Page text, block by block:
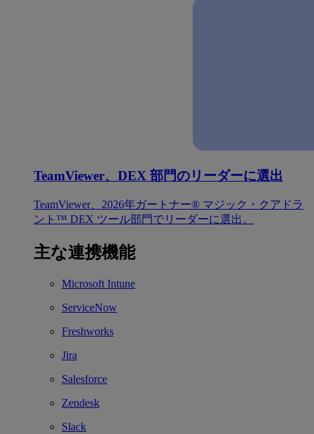
TeamViewer、DEX 部門のリーダーに選出
TeamViewer、2026年ガートナー® マジック・クアドラ
ント™ DEX ツール部門でリーダーに選出。
主な連携機能
Microsoft Intune
ServiceNow
Freshworks
Jira
Salesforce
Zendesk
Slack